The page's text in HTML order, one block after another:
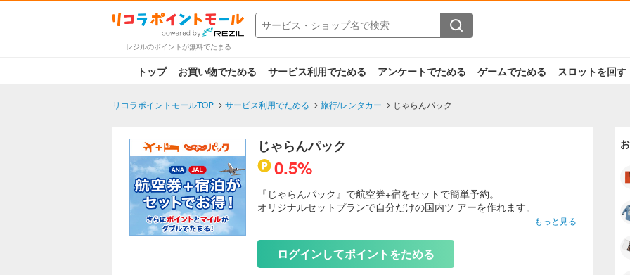
レジルのポイントが無料でたまる
トップ お買い物でためる サービス利用でためる アンケートでためる ゲームでためる スロットを回す
リコラポイントモールTOP サービス利用でためる 旅行/レンタカー じゃらんパック
じゃらんパック
0.5%
『じゃらんパック』で航空券+宿をセットで簡単予約。
オリジナルセットプランで自分だけの国内ツ アーを作れます。
１）好きな時間の飛行機・電車や好きな宿泊場所を決めるなど、所定の
範囲内で自由に選択できる。
もっと見る
ログインしてポイントをためる